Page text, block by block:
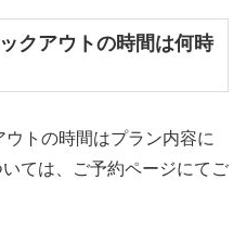
クアウトの時間は何時
トの時間はプラン内容に
ては、ご予約ページにてご